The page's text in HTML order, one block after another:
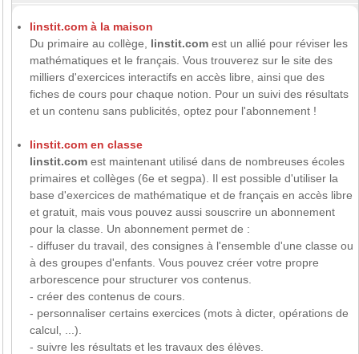
linstit.com à la maison
Du primaire au collège, linstit.com est un allié pour réviser les
mathématiques et le français. Vous trouverez sur le site des
milliers d'exercices interactifs en accès libre, ainsi que des
fiches de cours pour chaque notion. Pour un suivi des résultats
et un contenu sans publicités, optez pour l'abonnement !
linstit.com en classe
linstit.com est maintenant utilisé dans de nombreuses écoles
primaires et collèges (6e et segpa). Il est possible d'utiliser la
base d'exercices de mathématique et de français en accès libre
et gratuit, mais vous pouvez aussi souscrire un abonnement
pour la classe. Un abonnement permet de :
- diffuser du travail, des consignes à l'ensemble d'une classe ou
à des groupes d'enfants. Vous pouvez créer votre propre
arborescence pour structurer vos contenus.
- créer des contenus de cours.
- personnaliser certains exercices (mots à dicter, opérations de
calcul, ...).
- suivre les résultats et les travaux des élèves.